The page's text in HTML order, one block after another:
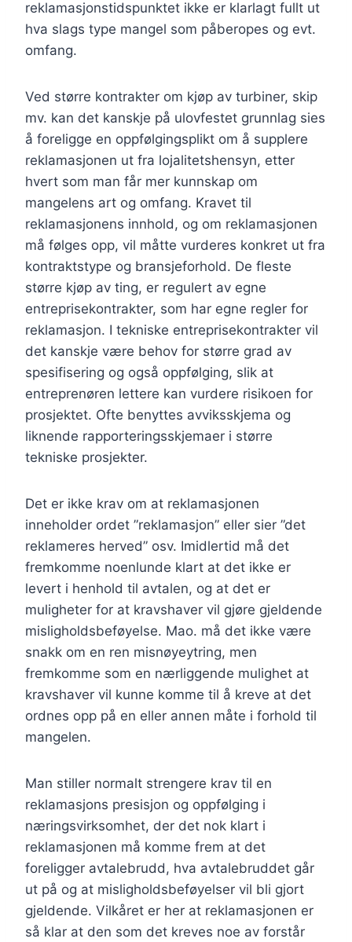
reklamasjonstidspunktet ikke er klarlagt fullt ut
hva slags type mangel som påberopes og evt.
omfang.
Ved større kontrakter om kjøp av turbiner, skip
mv. kan det kanskje på ulovfestet grunnlag sies
å foreligge en oppfølgingsplikt om å supplere
reklamasjonen ut fra lojalitetshensyn, etter
hvert som man får mer kunnskap om
mangelens art og omfang. Kravet til
reklamasjonens innhold, og om reklamasjonen
må følges opp, vil måtte vurderes konkret ut fra
kontraktstype og bransjeforhold. De fleste
større kjøp av ting, er regulert av egne
entreprisekontrakter, som har egne regler for
reklamasjon. I tekniske entreprisekontrakter vil
det kanskje være behov for større grad av
spesifisering og også oppfølging, slik at
entreprenøren lettere kan vurdere risikoen for
prosjektet. Ofte benyttes avviksskjema og
liknende rapporteringsskjemaer i større
tekniske prosjekter.
Det er ikke krav om at reklamasjonen
inneholder ordet ”reklamasjon” eller sier ”det
reklameres herved” osv. Imidlertid må det
fremkomme noenlunde klart at det ikke er
levert i henhold til avtalen, og at det er
muligheter for at kravshaver vil gjøre gjeldende
misligholdsbeføyelse. Mao. må det ikke være
snakk om en ren misnøyeytring, men
fremkomme som en nærliggende mulighet at
kravshaver vil kunne komme til å kreve at det
ordnes opp på en eller annen måte i forhold til
mangelen.
Man stiller normalt strengere krav til en
reklamasjons presisjon og oppfølging i
næringsvirksomhet, der det nok klart i
reklamasjonen må komme frem at det
foreligger avtalebrudd, hva avtalebruddet går
ut på og at misligholdsbeføyelser vil bli gjort
gjeldende. Vilkåret er her at reklamasjonen er
så klar at den som det kreves noe av forstår